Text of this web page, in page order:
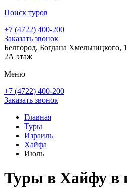
Поиск туров
+7 (4722) 400-200
Заказать звонок
Белгород, Богдана
2А этаж
Меню
+7 (4722) 400-200
Заказать звонок
Главная
Туры
Израиль
Хайфа
Июль
Туры в Хайфу в